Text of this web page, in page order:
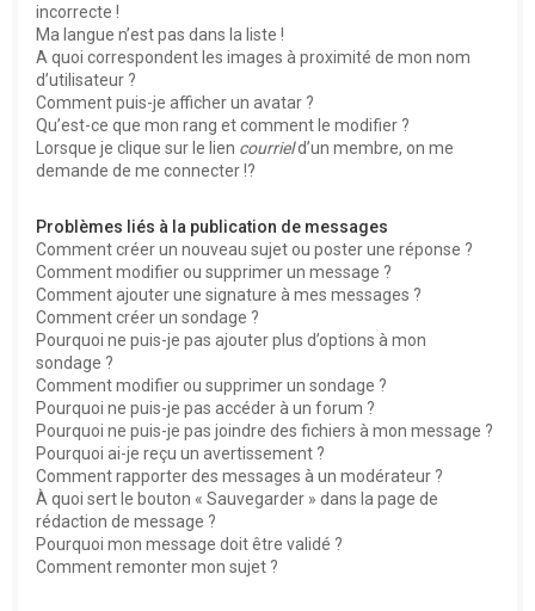
incorrecte !
Ma langue n’est pas dans la liste !
A quoi correspondent les images à proximité de mon nom
d’utilisateur ?
Comment puis-je afficher un avatar ?
Qu’est-ce que mon rang et comment le modifier ?
Lorsque je clique sur le lien courrield’un membre, on me
demande de me connecter !?
Problèmes liés à la publication de messages
Comment créer un nouveau sujet ou poster une réponse ?
Comment modifier ou supprimer un message ?
Comment ajouter une signature à mes messages ?
Comment créer un sondage ?
Pourquoi ne puis-je pas ajouter plus d’options à mon
sondage ?
Comment modifier ou supprimer un sondage ?
Pourquoi ne puis-je pas accéder à un forum ?
Pourquoi ne puis-je pas joindre des fichiers à mon message ?
Pourquoi ai-je reçu un avertissement ?
Comment rapporter des messages à un modérateur ?
À quoi sert le bouton « Sauvegarder » dans la page de
rédaction de message ?
Pourquoi mon message doit être validé ?
Comment remonter mon sujet ?